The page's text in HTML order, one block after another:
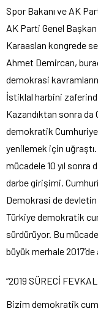
Spor Bakanı ve AK
AK Parti Genel
Karaaslan kongrede
Ahmet Demircan,
demokrasi
İstiklal harbini
Kazandıktan sonra
demokratik
yenilemek için
mücadele 10 yıl sonra
darbe girişimi.
Demokrasi de
Türkiye demokratik
sürdürüyor. Bu
büyük merhale 2017’de
“2019 SÜRECİ
Bizim demokratik